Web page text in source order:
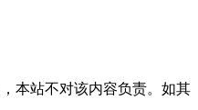
本站不对该内容负责。如其